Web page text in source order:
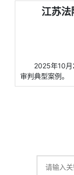
江苏法
2025年10月
审判典型案例。